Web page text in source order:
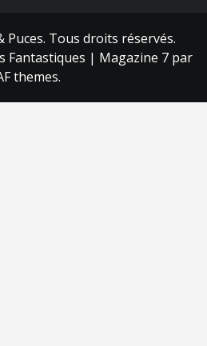
Tous droits réservés.
Fantastiques | Magazine 7 par
themes.